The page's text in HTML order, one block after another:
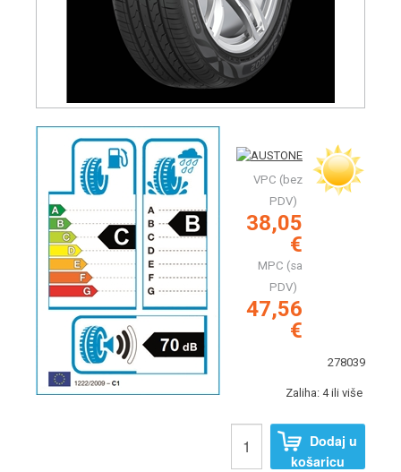
VPC (bez
PDV)
38,05
€
MPC (sa
PDV)
47,56
€
278039
Zaliha: 4 ili više
Dodaj u
košaricu